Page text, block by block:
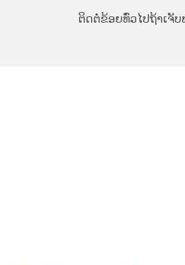
ຕິດຕໍ່ຂ້ອຍທົ່ວໄປຖ້າເຈັ